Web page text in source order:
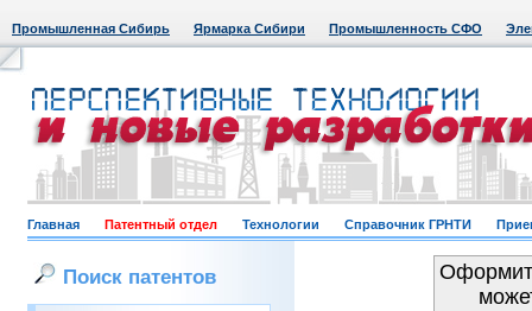
Промышленная Сибирь Ярмарка Сибири Промышленность СФО
Главная Патентный отдел Технологии Справочник ГРНТИ
Поиск патентов